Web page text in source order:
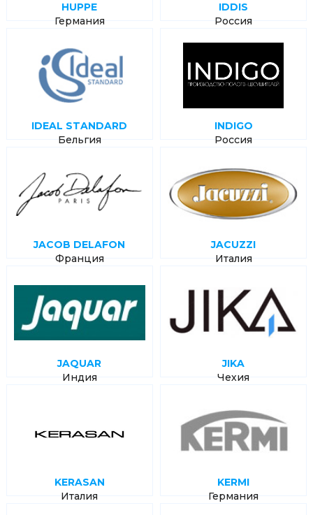
HUPPE
Германия
IDDIS
Россия
IDEAL STANDARD
Бельгия
INDIGO
Россия
JACOB DELAFON
Франция
JACUZZI
Италия
JAQUAR
Индия
JIKA
Чехия
KERASAN
Италия
KERMI
Германия